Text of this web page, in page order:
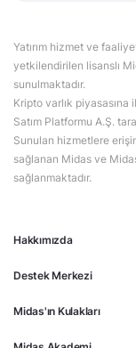
Hakkımızda
Destek Merkezi
Midas'ın Kulakları
Yatırım hizmet ve
yetkilendirilen lisanslı
sunulmaktadır.
Kripto varlık
Satım Platformu A.Ş.
Sunulan hizmetlere
sağlanan Midas ve
sağlanmaktadır.